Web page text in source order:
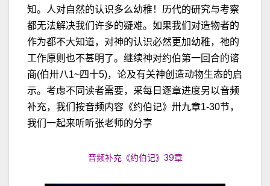
知。人对自然的认识多么幼稚！历代的研究与考察
都无法解决我们许多的疑难。如果我们对造物者的
作为都不大知道，对神的认识必然更加幼稚，祂的
工作原则也不甚明了。继续神对约伯第一回合的谘
商(伯卅八1~四十5)，论及有关神创造动物生态的启
示。考虑不同读者需要，采每日逐章进度另以音频
补充，我们按音频内容《约伯记》卅九章1-30节，
我们一起来听听张老师的分享
音频补充《约伯记》39章